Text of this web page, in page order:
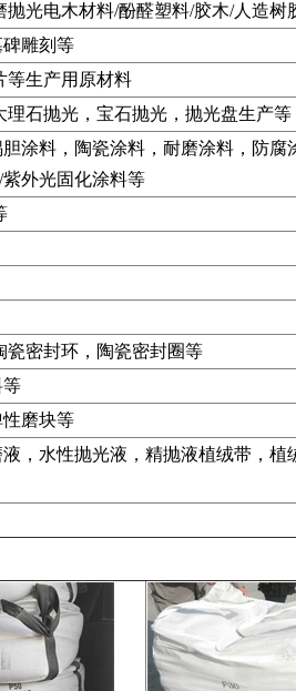
光电木材料/酚醛塑料/胶木/人造树
雕刻等
等生产用原材料
石抛光，宝石抛光，抛光盘生产等
涂料，陶瓷涂料，耐磨涂料，防
外光固化涂料等
瓷密封环，陶瓷密封圈等
等
磨块等
，水性抛光液，精抛液植绒带，